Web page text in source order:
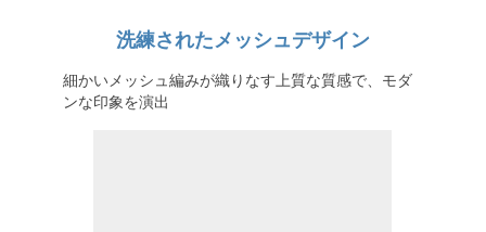
洗練されたメッシュデザイン
細かいメッシュ編みが織りなす上質な質感で、モダ
ンな印象を演出